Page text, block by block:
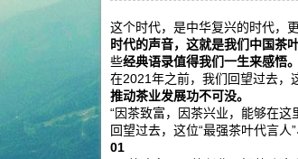
这个时代，是中华复兴的时代，
时代的声音，这就是我们中国茶
些经典语录值得我们一生来感悟。
在2021年之前，我们回望过去，
推动茶业发展功不可没。
“因茶致富，因茶兴业，能够在
回望过去，这位“最强茶叶代言人
01